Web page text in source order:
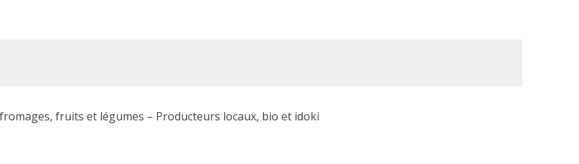
fruits et légumes – Producteurs locaux, bio et idoki